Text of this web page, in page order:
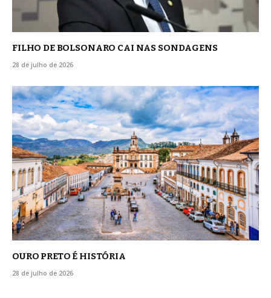
FILHO DE BOLSONARO CAI NAS SONDAGENS
28 de julho de 2026
OURO PRETO É HISTÓRIA
28 de julho de 2026